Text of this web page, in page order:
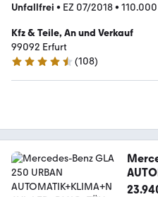
Unfallfrei • EZ 07/2018•
Kfz & Teile, An und Verkauf
99092 Erfurt
4.3 Sterne
(108)